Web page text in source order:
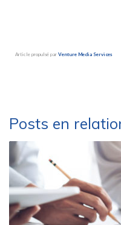
Article propulsé par Venture Media Services
Posts en